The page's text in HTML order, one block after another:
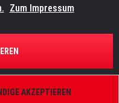
UND KOMPONENTEN
Zum Impressum
AKZEPTIEREN